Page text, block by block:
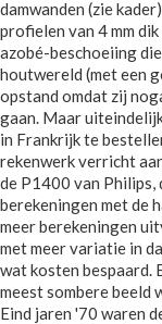
damwanden (zie
profielen van 4 mm
azobé-beschoeiing
houtwereld (met een
opstand omdat zij
gaan. Maar
in Frankrijk te
rekenwerk verricht
de P1400 van
berekeningen met de
meer berekeningen
met meer variatie in
wat kosten bespaard.
meest sombere beeld
Eind jaren '70 waren